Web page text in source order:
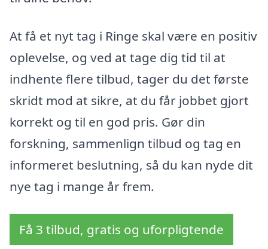
At få et nyt tag i Ringe skal være en positiv
oplevelse, og ved at tage dig tid til at
indhente flere tilbud, tager du det første
skridt mod at sikre, at du får jobbet gjort
korrekt og til en god pris. Gør din
forskning, sammenlign tilbud og tag en
informeret beslutning, så du kan nyde dit
nye tag i mange år frem.
Få 3 tilbud, gratis og uforpligtende